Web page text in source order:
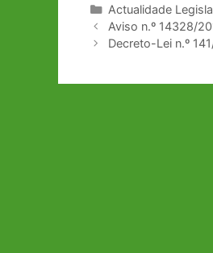
Categorias
Actualidade
Navegação
de
Aviso n.º 14328/
Decreto-Lei n.º